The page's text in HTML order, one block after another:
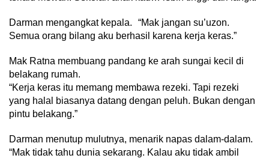
Darman mengangkat kepala. “Mak jangan su’uzon.
Semua orang bilang aku berhasil karena kerja keras.”
Mak Ratna membuang pandang ke arah sungai kecil di
belakang rumah.
“Kerja keras itu memang membawa rezeki. Tapi rezeki
yang halal biasanya datang dengan peluh. Bukan dengan
pintu belakang.”
Darman menutup mulutnya, menarik napas dalam-dalam.
“Mak tidak tahu dunia sekarang. Kalau aku tidak ambil